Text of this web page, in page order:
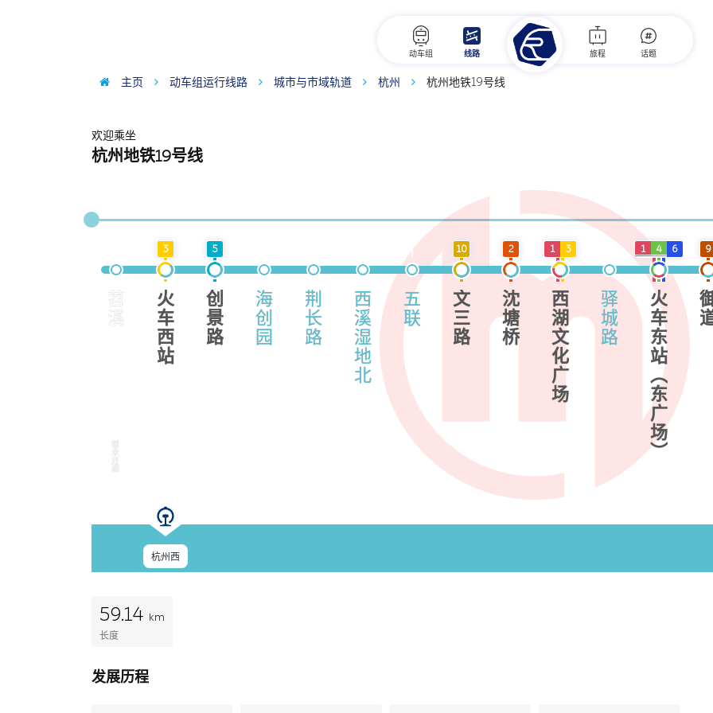
动车组 线路 旅程 话题
主页 动车组运行线路 城市与市域轨道 杭州 杭州地铁19号线
欢迎乘坐
杭州地铁19号线
苕
溪
3
火
车
西
站
杭州西
5
创
景
路
海
创
园
荆
长
路
西
溪
湿
地
北
五
联
10
文
三
路
2
沈
塘
桥
1 3
西
湖
文
化
广
场
驿
城
路
1 4 6
火
车
东
站
︵
东
广
场
︶
9
59.14 km
长度
发展历程